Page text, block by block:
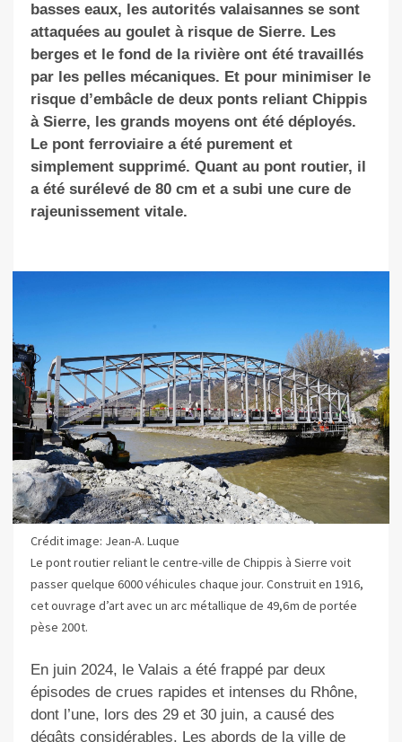
basses eaux, les autorités valaisannes se sont
attaquées au goulet à risque de Sierre. Les
berges et le fond de la rivière ont été travaillés
par les pelles mécaniques. Et pour minimiser le
risque d’embâcle de deux ponts reliant Chippis
à Sierre, les grands moyens ont été déployés.
Le pont ferroviaire a été purement et
simplement supprimé. Quant au pont routier, il
a été surélevé de 80 cm et a subi une cure de
rajeunissement vitale.
Crédit image: Jean-A. Luque
Le pont routier reliant le centre-ville de Chippis à Sierre voit
passer quelque 6000 véhicules chaque jour. Construit en 1916,
cet ouvrage d’art avec un arc métallique de 49,6 m de portée
pèse 200 t.
En juin 2024, le Valais a été frappé par deux
épisodes de crues rapides et intenses du Rhône,
dont l’une, lors des 29 et 30 juin, a causé des
dégâts considérables. Les abords de la ville de